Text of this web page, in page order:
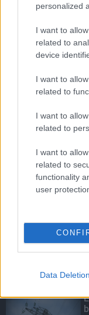
personalized
I want to
related to
device
I want to
related to
I want to
related to
I want to
related to
functionality
user
Data Deletion